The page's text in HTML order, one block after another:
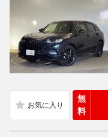
無
料